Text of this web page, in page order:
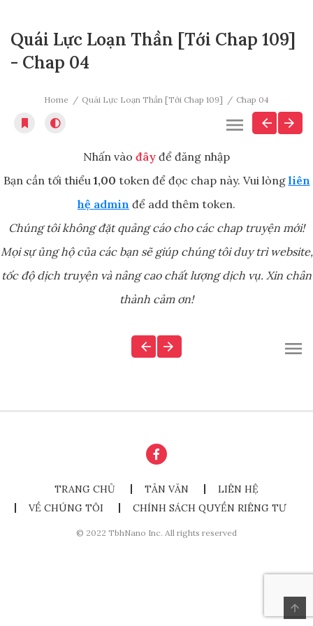
Quái Lực Loạn Thần [Tới Chap 109]
- Chap 04
Home Quái Lực Loạn Thần [Tới Chap 109] Chap 04
Nhấn vào đây để đăng nhập
Bạn cần tối thiểu 1,00 token để đọc chap này. Vui lòng liên
hệ admin để add thêm token.
Chúng tôi không đặt quảng cáo cho các chap truyện mới!
Mọi sự ủng hộ của các bạn sẽ giúp chúng tôi duy trì website,
tốc độ dịch truyện và nâng cao chất lượng dịch vụ. Xin chân
thành cảm ơn!
TRANG CHỦ TẢN VĂN
LIÊN HỆ
VỀ CHÚNG TÔI
CHÍNH SÁCH QUYỀN RIÊNG TƯ
© 2022 TbhNano Inc. All rights reserved